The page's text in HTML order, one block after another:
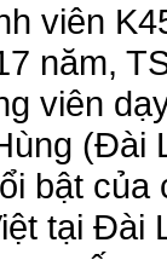
viên
năm,
viên
(Đài
bật của
tại Đài